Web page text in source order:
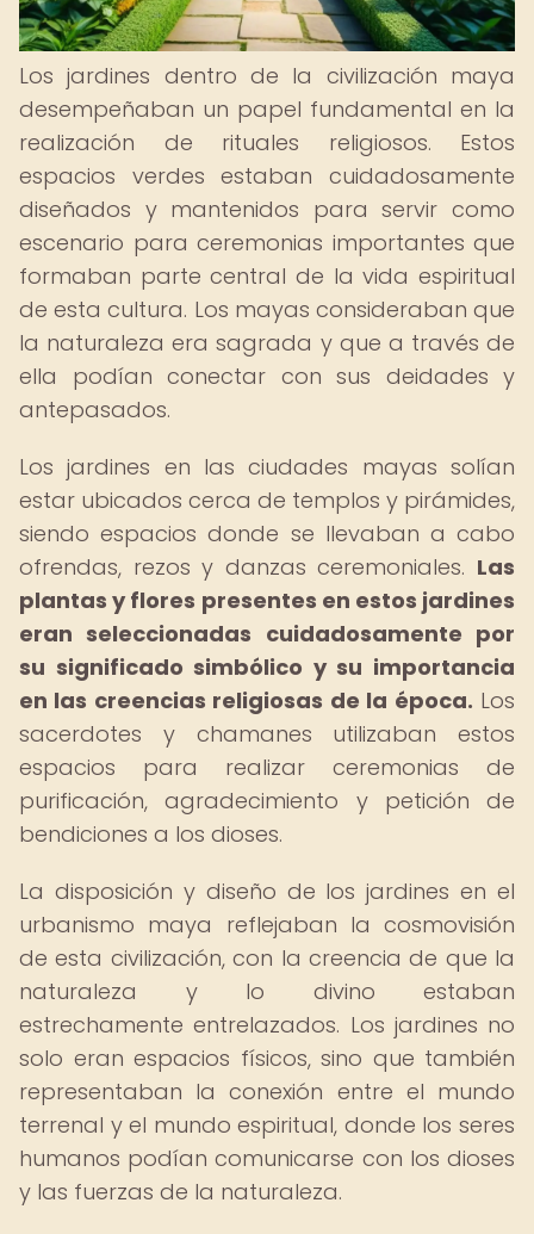
Los jardines dentro de la civilización maya
desempeñaban un papel fundamental en la
realización de rituales religiosos. Estos
espacios verdes estaban cuidadosamente
diseñados y mantenidos para servir como
escenario para ceremonias importantes que
formaban parte central de la vida espiritual
de esta cultura. Los mayas consideraban que
la naturaleza era sagrada y que a través de
ella podían conectar con sus deidades y
antepasados.
Los jardines en las ciudades mayas solían
estar ubicados cerca de templos y pirámides,
siendo espacios donde se llevaban a cabo
ofrendas, rezos y danzas ceremoniales. Las
plantas y flores presentes en estos jardines
eran seleccionadas cuidadosamente por
su significado simbólico y su importancia
en las creencias religiosas de la época. Los
sacerdotes y chamanes utilizaban estos
espacios para realizar ceremonias de
purificación, agradecimiento y petición de
bendiciones a los dioses.
La disposición y diseño de los jardines en el
urbanismo maya reflejaban la cosmovisión
de esta civilización, con la creencia de que la
naturaleza y lo divino estaban
estrechamente entrelazados. Los jardines no
solo eran espacios físicos, sino que también
representaban la conexión entre el mundo
terrenal y el mundo espiritual, donde los seres
humanos podían comunicarse con los dioses
y las fuerzas de la naturaleza.